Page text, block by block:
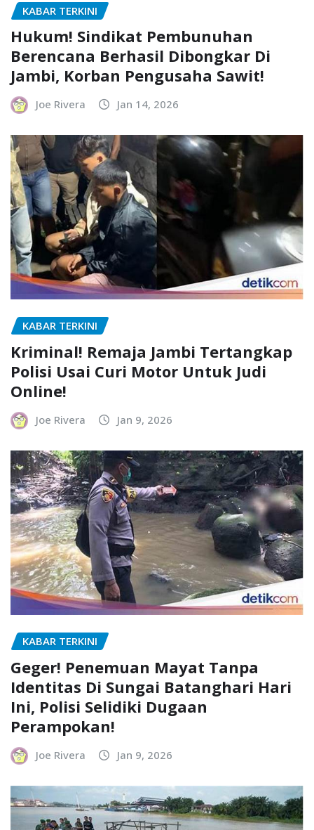
KABAR TERKINI
Hukum! Sindikat Pembunuhan
Berencana Berhasil Dibongkar Di
Jambi, Korban Pengusaha Sawit!
Joe Rivera Jan 14, 2026
KABAR TERKINI
Kriminal! Remaja Jambi Tertangkap
Polisi Usai Curi Motor Untuk Judi
Online!
Joe Rivera Jan 9, 2026
KABAR TERKINI
Geger! Penemuan Mayat Tanpa
Identitas Di Sungai Batanghari Hari
Ini, Polisi Selidiki Dugaan
Perampokan!
Joe Rivera Jan 9, 2026